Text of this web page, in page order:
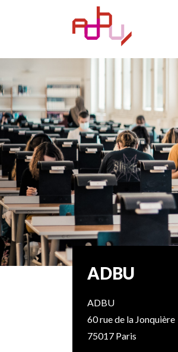
ADBU
ADBU
60 rue de la Jonquière
75017 Paris